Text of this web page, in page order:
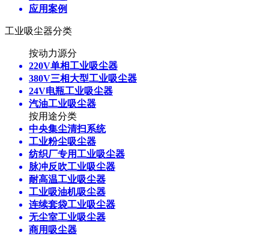
应用案例
工业吸尘器分类
按动力源分
220V单相工业吸尘器
380V三相大型工业吸尘器
24V电瓶工业吸尘器
汽油工业吸尘器
按用途分类
中央集尘清扫系统
工业粉尘吸尘器
纺织厂专用工业吸尘器
脉冲反吹工业吸尘器
耐高温工业吸尘器
工业吸油机吸尘器
连续套袋工业吸尘器
无尘室工业吸尘器
商用吸尘器